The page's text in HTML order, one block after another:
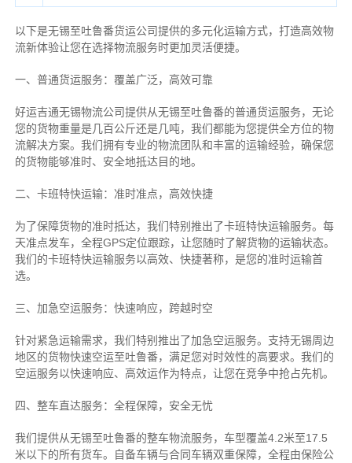
以下是无锡至吐鲁番货运公司提供的多元化运输方式，打造高效物
流新体验让您在选择物流服务时更加灵活便捷。
一、普通货运服务：覆盖广泛，高效可靠
好运吉通无锡物流公司提供从无锡至吐鲁番的普通货运服务，无论
您的货物重量是几百公斤还是几吨，我们都能为您提供全方位的物
流解决方案。我们拥有专业的物流团队和丰富的运输经验，确保您
的货物能够准时、安全地抵达目的地。
二、卡班特快运输：准时准点，高效快捷
为了保障货物的准时抵达，我们特别推出了卡班特快运输服务。每
天准点发车，全程GPS定位跟踪，让您随时了解货物的运输状态。
我们的卡班特快运输服务以高效、快捷著称，是您的准时运输首
选。
三、加急空运服务：快速响应，跨越时空
针对紧急运输需求，我们特别推出了加急空运服务。支持无锡周边
地区的货物快速空运至吐鲁番，满足您对时效性的高要求。我们的
空运服务以快速响应、高效运作为特点，让您在竞争中抢占先机。
四、整车直达服务：全程保障，安全无忧
我们提供从无锡至吐鲁番的整车物流服务，车型覆盖4.2米至17.5
米以下的所有货车。自备车辆与合同车辆双重保障，全程由保险公